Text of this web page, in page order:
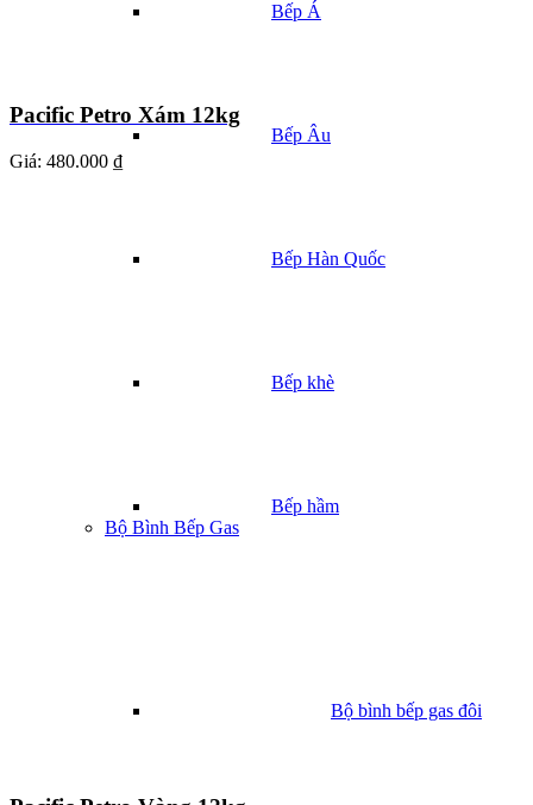
Bếp Á
Bếp Âu
Bếp Hàn Quốc
Bếp khè
Bếp hầm
Bộ Bình Bếp Gas
Bộ bình bếp gas đôi
Pacific Petro Xám 12kg
Giá: 480.000 ₫